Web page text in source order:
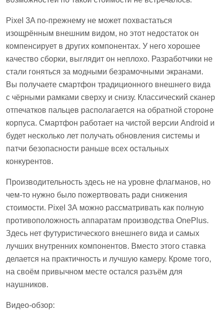
Pixel 3A по-прежнему не может похвастаться
изощрённым внешним видом, но этот недостаток он
компенсирует в других компонентах. У него хорошее
качество сборки, выглядит он неплохо. Разработчики не
стали гоняться за модными безрамочными экранами.
Вы получаете смартфон традиционного внешнего вида
с чёрными рамками сверху и снизу. Классический сканер
отпечатков пальцев располагается на обратной стороне
корпуса. Смартфон работает на чистой версии Android и
будет несколько лет получать обновления системы и
патчи безопасности раньше всех остальных
конкурентов.
Производительность здесь не на уровне флагманов, но
чем-то нужно было пожертвовать ради снижения
стоимости. Pixel 3А можно рассматривать как полную
противоположность аппаратам производства OnePlus.
Здесь нет футуристического внешнего вида и самых
лучших внутренних компонентов. Вместо этого ставка
делается на практичность и лучшую камеру. Кроме того,
на своём привычном месте остался разъём для
наушников.
Видео-обзор: